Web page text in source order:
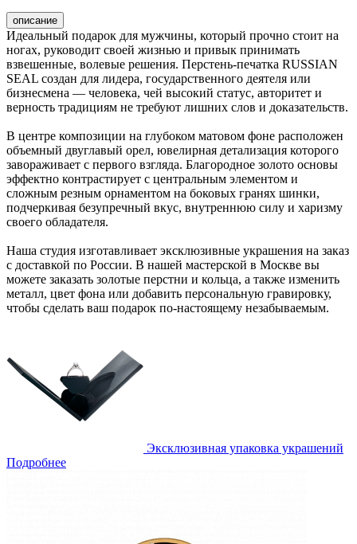
описание
Идеальный подарок для мужчины, который прочно стоит на
ногах, руководит своей жизнью и привык принимать
взвешенные, волевые решения. Перстень-печатка RUSSIAN
SEAL создан для лидера, государственного деятеля или
бизнесмена — человека, чей высокий статус, авторитет и
верность традициям не требуют лишних слов и доказательств.
В центре композиции на глубоком матовом фоне расположен
объемный двуглавый орел, ювелирная детализация которого
завораживает с первого взгляда. Благородное золото основы
эффектно контрастирует с центральным элементом и
сложным резным орнаментом на боковых гранях шинки,
подчеркивая безупречный вкус, внутреннюю силу и харизму
своего обладателя.
Наша студия изготавливает эксклюзивные украшения на заказ
с доставкой по России. В нашей мастерской в Москве вы
можете заказать золотые перстни и кольца, а также изменить
металл, цвет фона или добавить персональную гравировку,
чтобы сделать ваш подарок по-настоящему незабываемым.
Эксклюзивная упаковка украшений
Подробнее